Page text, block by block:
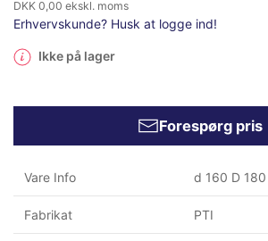
DKK 0,00 ekskl. moms
Erhvervskunde? Husk at logge ind!
Ikke på lager
Forespørg pris
Vare Info d 160 D 180
Fabrikat PTI